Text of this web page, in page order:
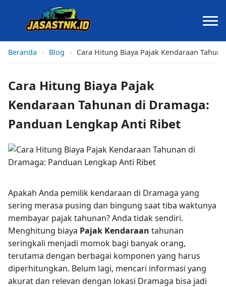
Beranda › Blog › Cara Hitung Biaya Pajak Kendaraan
Cara Hitung Biaya Pajak
Kendaraan Tahunan di Dramaga:
Panduan Lengkap Anti Ribet
Apakah Anda pemilik kendaraan di Dramaga yang
sering merasa pusing dan bingung saat tiba waktunya
membayar pajak tahunan? Anda tidak sendiri.
Menghitung biaya Pajak Kendaraan tahunan
seringkali menjadi momok bagi banyak orang,
terutama dengan berbagai komponen yang harus
diperhitungkan. Belum lagi, mencari informasi yang
akurat dan relevan dengan lokasi Dramaga bisa jadi